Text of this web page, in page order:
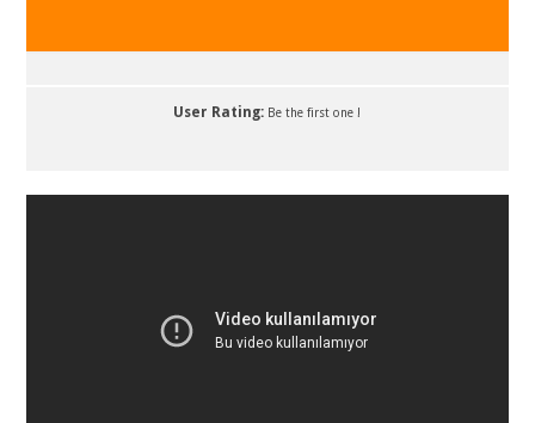
User Rating: Be the first one !